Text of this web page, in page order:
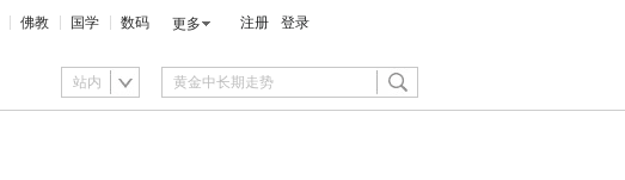
佛教 国学 数码 更多 注册 登录
站内